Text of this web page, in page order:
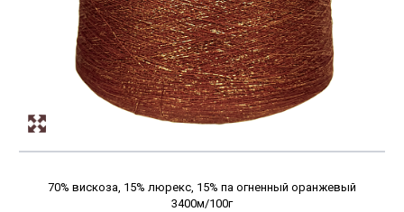
3650м/100г
365м/100г
380м/100г
400м/100г
410м/100г
70% вискоза, 15% люрекс, 15% па огненный оранжевый
3400м/100г